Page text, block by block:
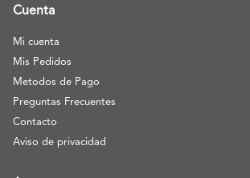
Cuenta
Mi cuenta
Mis Pedidos
Metodos de Pago
Preguntas Frecuentes
Contacto
Aviso de privacidad